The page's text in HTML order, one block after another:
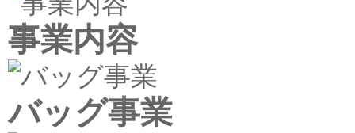
事業内容
バッグ事業